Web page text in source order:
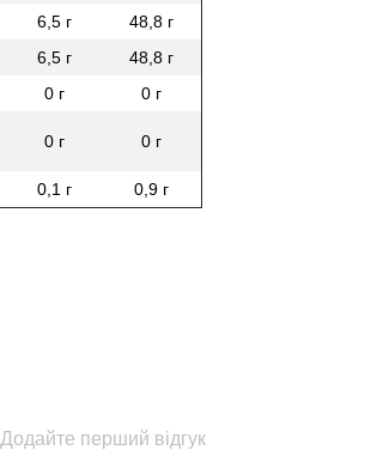
6,5 г
48,8 г
6,5 г
48,8 г
0 г
0 г
0 г 0 г
0,1 г 0,9 г
Додайте перший відгук